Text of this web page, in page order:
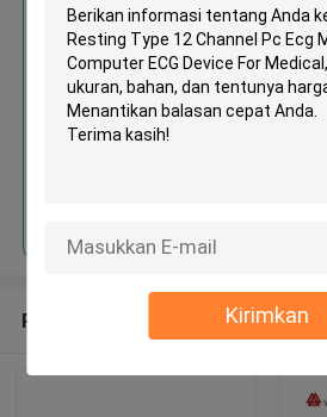
Kirimkan
MOQ： 1 Unit
Rekomendasi Produk